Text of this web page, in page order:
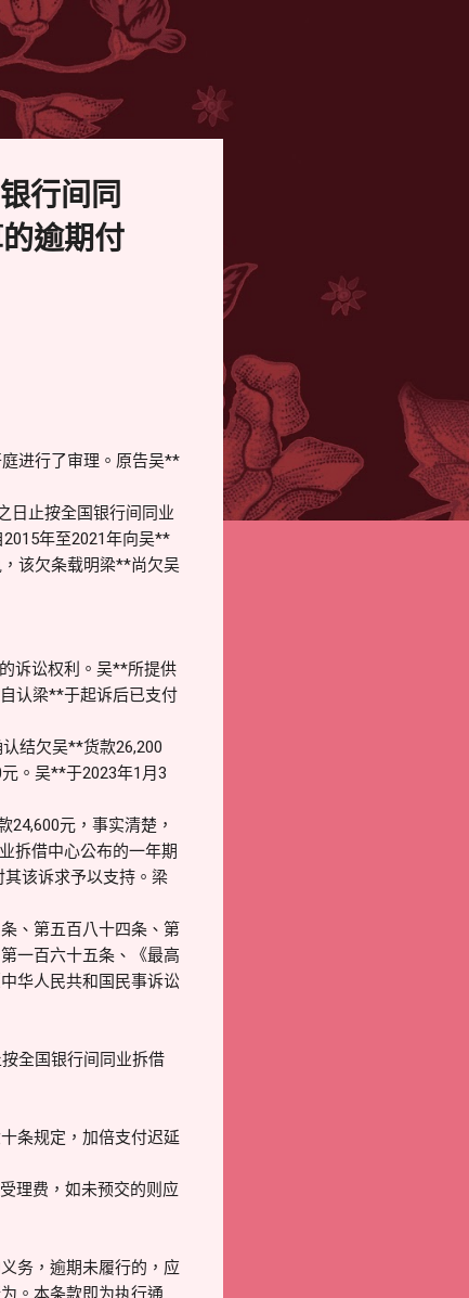
行间同
逾期付
进行了审理。原告吴**
日止按全国银行间同业
年至2021年向吴**
该欠条载明梁**尚欠吴
诉讼权利。吴**所提供
认梁**于起诉后已支付
结欠吴**货款26,200
。吴**于2023年1月3
元，事实清楚，
拆借中心公布的一年期
该诉求予以支持。梁
、第五百八十四条、第
一百六十五条、《最高
华人民共和国民事诉讼
全国银行间同业拆借
条规定，加倍支付迟延
理费，如未预交的则应
务，逾期未履行的，应
。本条款即为执行通